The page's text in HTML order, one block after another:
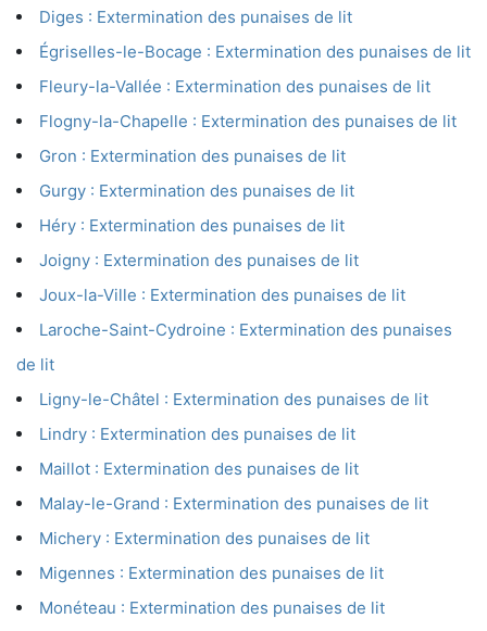
Diges : Extermination des punaises de lit
Égriselles-le-Bocage : Extermination des punaises de lit
Fleury-la-Vallée : Extermination des punaises de lit
Flogny-la-Chapelle : Extermination des punaises de lit
Gron : Extermination des punaises de lit
Gurgy : Extermination des punaises de lit
Héry : Extermination des punaises de lit
Joigny : Extermination des punaises de lit
Joux-la-Ville : Extermination des punaises de lit
Laroche-Saint-Cydroine : Extermination des punaises
de lit
Ligny-le-Châtel : Extermination des punaises de lit
Lindry : Extermination des punaises de lit
Maillot : Extermination des punaises de lit
Malay-le-Grand : Extermination des punaises de lit
Michery : Extermination des punaises de lit
Migennes : Extermination des punaises de lit
Monéteau : Extermination des punaises de lit